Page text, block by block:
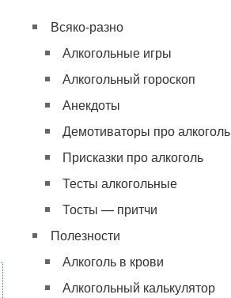
Всяко-разно
Алкогольные игры
Алкогольный гороскоп
Анекдоты
Демотиваторы про алкоголь
Присказки про алкоголь
Тесты алкогольные
Тосты — притчи
Полезности
Алкоголь в крови
Алкогольный калькулятор